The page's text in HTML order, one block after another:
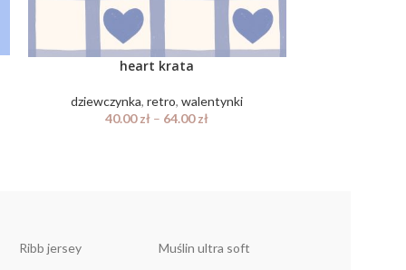
heart krata
dziewczynka,retro,walentynki
40.00zł – 64.00zł
Ribb jersey Muślin ultra soft